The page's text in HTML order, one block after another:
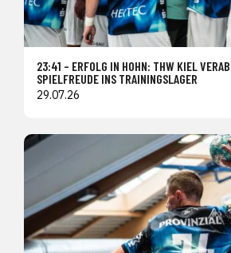
23:41 – ERFOLG IN HOHN: THW KIEL
SPIELFREUDE INS TRAININGSLAGER
29.07.26